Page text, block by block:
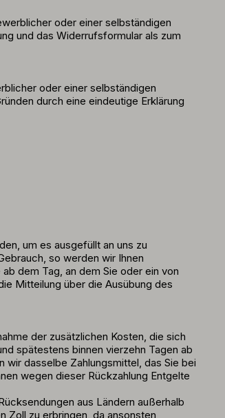
oder einer selbständigen
und das Widerrufsformular als zum
oder einer selbständigen
durch eine eindeutige Erklärung
um es ausgefüllt an uns zu
so werden wir Ihnen
dem Tag, an dem Sie oder ein von
Mitteilung über die Ausübung des
der zusätzlichen Kosten, die sich
spätestens binnen vierzehn Tagen ab
wir dasselbe Zahlungsmittel, das Sie bei
wegen dieser Rückzahlung Entgelte
aus Ländern außerhalb
Zoll zu erbringen, da ansonsten